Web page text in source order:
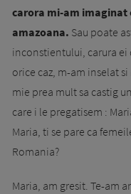
carora mi-am imaginat
amazoana. Sau poate
inconstientului, carura
orice caz, m-am inselat
mie prea mult sa castig
care i le pregatisem :
Maria, ti se pare ca
Romania?
Maria, am gresit. Te-am